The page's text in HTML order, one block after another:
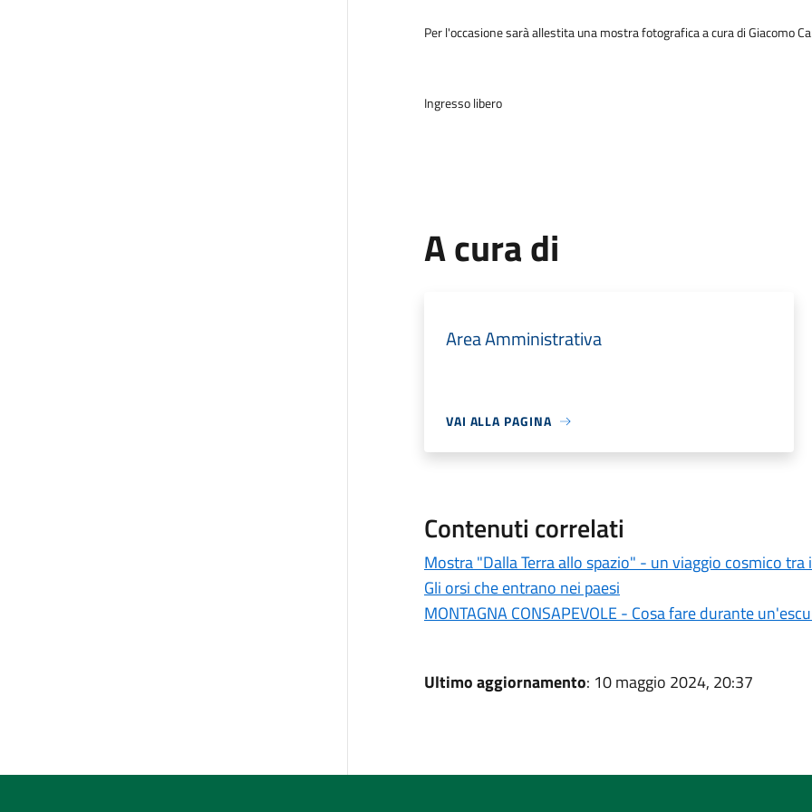
Per l'occasione sarà allestita una mostra fotografica a cura di Giacomo
Ingresso libero
A cura di
Area Amministrativa
VAI ALLA PAGINA
Contenuti correlati
Mostra "Dalla Terra allo spazio" - un viaggio cosmico
Gli orsi che entrano nei paesi
MONTAGNA CONSAPEVOLE - Cosa fare durante
Ultimo aggiornamento: 10 maggio 2024, 20:37